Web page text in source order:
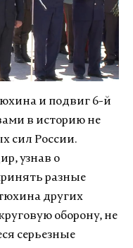
и подвиг 6-й
в историю не
сил России.
узнав о
разные
других
оборону, не
серьезные